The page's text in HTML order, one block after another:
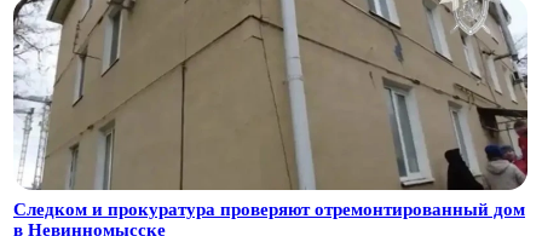
Следком и прокуратура проверяют отремонтированный дом
в Невинномысске